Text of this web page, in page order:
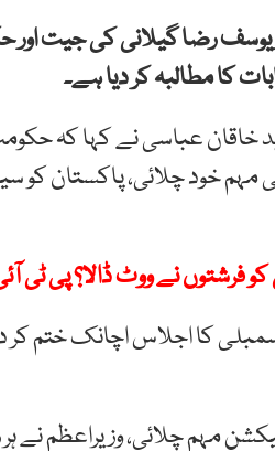
یوسف رضا گیلانی کی جیت اور
کا مطالبہ کر دیا ہے۔
خاقان عباسی نے کہا کہ
خود چلائی، پاکستان کو
فرشتوں نے ووٹ ڈالا؟ پی ٹی
کا اجلاس اچانک ختم کر
مہم چلائی، وزیراعظم نے